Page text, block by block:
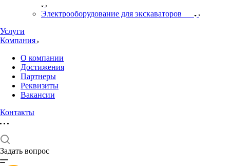
Электрооборудование для экскаваторов
Услуги
Компания
О компании
Достижения
Партнеры
Реквизиты
Вакансии
Контакты
Задать вопрос